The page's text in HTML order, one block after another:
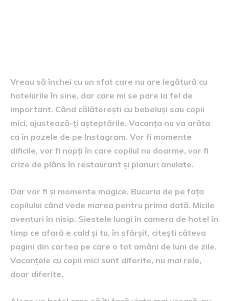
Vreau să închei cu un sfat care nu are legătură cu
hotelurile în sine, dar care mi se pare la fel de
important. Când călătorești cu bebeluși sau copii
mici, ajustează-ți așteptările. Vacanța nu va arăta
ca în pozele de pe Instagram. Vor fi momente
dificile, vor fi nopți în care copilul nu doarme, vor fi
crize de plâns în restaurant și planuri anulate.
Dar vor fi și momente magice. Bucuria de pe fața
copilului când vede marea pentru prima dată. Micile
aventuri în nisip. Siestele lungi în camera de hotel în
timp ce afară e cald și tu, în sfârșit, citești câteva
pagini din cartea pe care o tot amâni de luni de zile.
Vacanțele cu copii mici sunt diferite, nu mai rele,
doar diferite.